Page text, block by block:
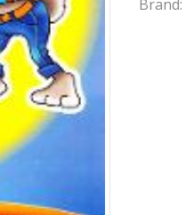
Brand: